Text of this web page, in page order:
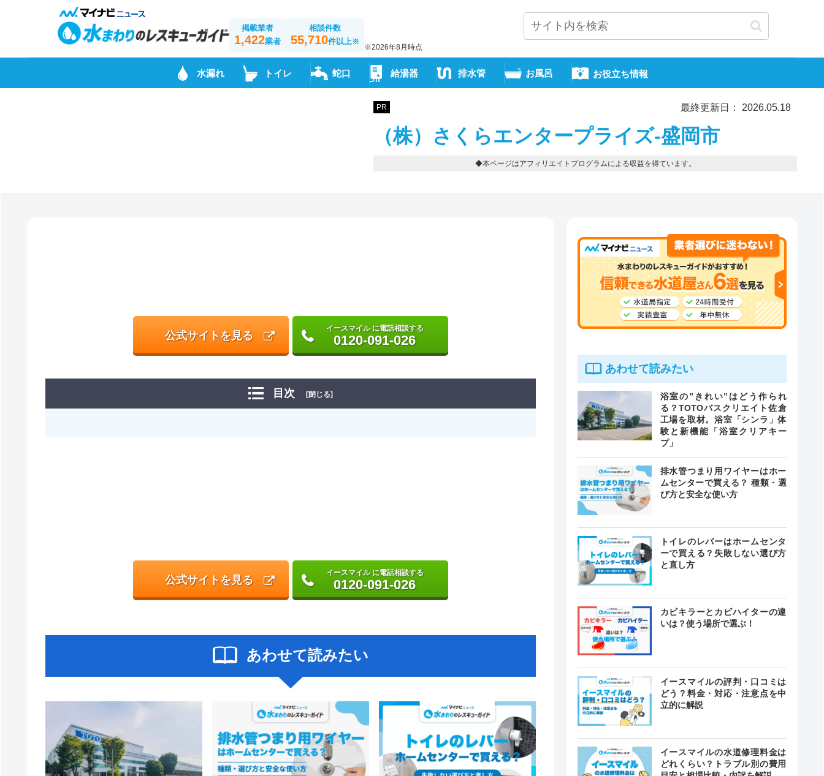
掲載業者
1,422業者
相談件数
55,710件以上※
※2026年8月時点
水漏れ トイレ 蛇口 給湯器 排水管 お風呂 お役立ち情報
PR 最終更新日： 2026.05.18
（株）さくらエンタープライズ-盛岡市
◆本ページはアフィリエイトプログラムによる収益を得ています。
公式サイトを見る
イースマイル に電話相談する
0120-091-026
目次 [閉じる]
公式サイトを見る
イースマイル に電話相談する
0120-091-026
あわせて読みたい
あわせて読みたい
浴室の”きれい”はどう作られ
る？TOTOバスクリエイト佐倉
工場を取材。浴室「シンラ」体
験と新機能「浴室クリアキー
プ」
排水管つまり用ワイヤーはホー
ムセンターで買える？ 種類・選
び方と安全な使い方
トイレのレバーはホームセンタ
ーで買える？失敗しない選び方
と直し方
カビキラーとカビハイターの違
いは？使う場所で選ぶ！
イースマイルの評判・口コミは
どう？料金・対応・注意点を中
立的に解説
イースマイルの水道修理料金は
どれくらい？トラブル別の費用